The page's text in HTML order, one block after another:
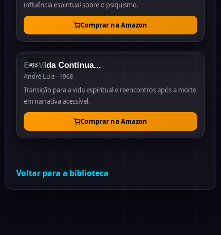
influência espiritual sobre o psiquismo.
Comprar na Amazon
1968
#13
E a Vida Continua...
André Luiz · 1968
Transição para a vida espiritual e reencontros após a morte
em narrativa acessível.
Comprar na Amazon
Voltar para a biblioteca